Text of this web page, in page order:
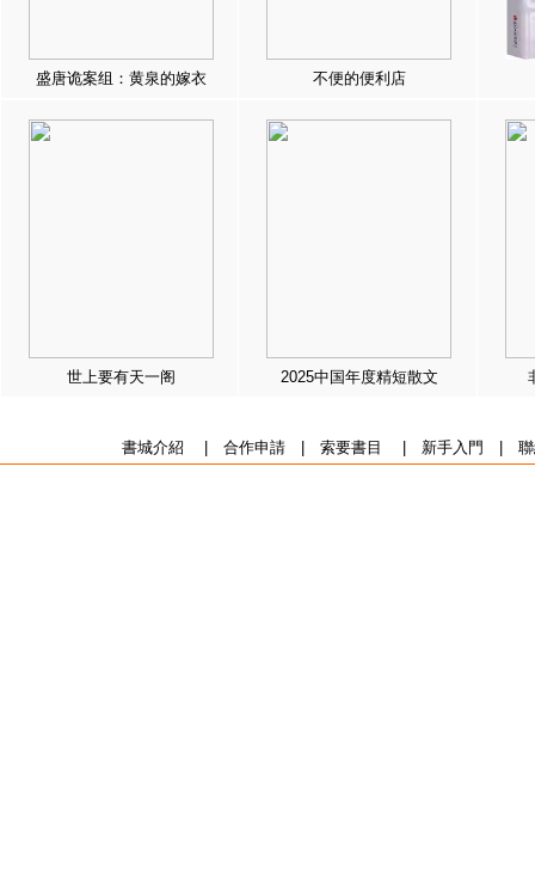
盛唐诡案组：黄泉的嫁衣 不便的便利店
世上要有天一阁 2025中国年度精短散文
書城介紹 合作申請| 索要書目 新手入門